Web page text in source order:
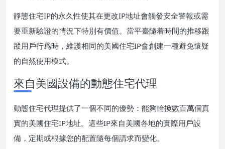
靜態住宅IP的永久性使其在更改IP地址會觸發安全警報或需
要重新驗證的情況下特別有價值。當平臺隨着時間的推移跟
蹤用戶行爲時，維護相同的美國住宅IP會創建一種避免懷疑
的自然使用模式。
來自美國設備的動態住宅代理
動態住宅代理提供了一個不同的優勢：能夠輪換數百萬個真
實的美國住宅IP地址。這些IP來自美國各地的實際用戶設
備，定期或根據您的配置隨每個請求而變化。